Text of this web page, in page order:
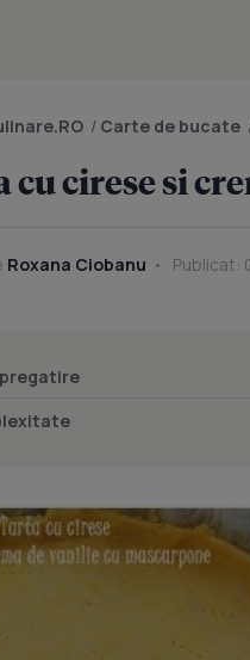
/ Carte de bucate
cu cirese si
Roxana Ciobanu Publicat: